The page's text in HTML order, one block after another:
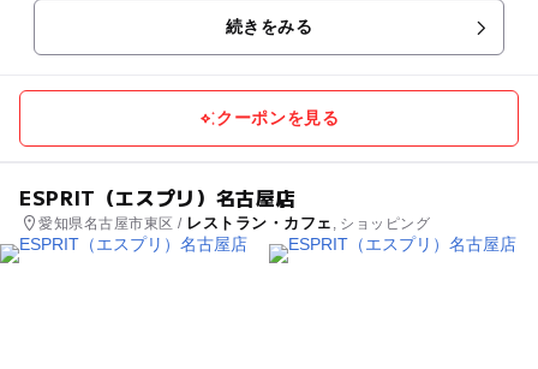
続きをみる
クーポンを見る
ESPRIT（エスプリ）名古屋店
愛知県名古屋市東区 / レストラン・カフェ , ショッピング